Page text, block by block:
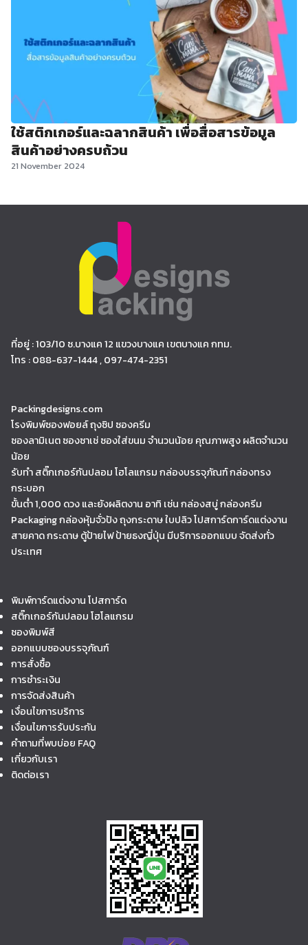
ใช้สติกเกอร์และฉลากสินค้า เพื่อสื่อสารข้อมูล
สินค้าอย่างครบถ้วน
21 November 2024
ที่อยู่ : 103/10 ซ.บางแค 12 แขวงบางแค เขตบางแค กทม.
โทร : 088-637-1444 , 097-474-2351
Packingdesigns.com
โรงพิมพ์ซองฟอยล์ ถุงซิป ซองครีม
ซองลามิเนต ซองซาเช่ ซองใส่ขนม จำนวนน้อย คุณภาพสูง ผลิตจำนวน
น้อย
รับทำ สติ๊กเกอร์กันปลอม โฮโลแกรม กล่องบรรจุภัณฑ์ กล่องทรง
กระบอก
ขั้นต่ำ 1,000 ดวง และยังผลิตงาน อาทิ เช่น กล่องสบู่ กล่องครีม
Packaging กล่องหุ้มจั่วปัง ถุงกระดาษ ใบปลิว โปสการ์ดการ์ดแต่งงาน
สายคาด กระดาษ ตู้ป้ายไฟ ป้ายธงญี่ปุ่น มีบริการออกแบบ จัดส่งทั่ว
ประเทศ
พิมพ์การ์ดแต่งงาน โปสการ์ด
สติ๊กเกอร์กันปลอม โฮโลแกรม
ซองพิมพ์สี
ออกแบบซองบรรจุภัณฑ์
การสั่งซื้อ
การชำระเงิน
การจัดส่งสินค้า
เงื่อนไขการบริการ
เงื่อนไขการรับประกัน
คำถามที่พบบ่อย FAQ
เกี่ยวกับเรา
ติดต่อเรา